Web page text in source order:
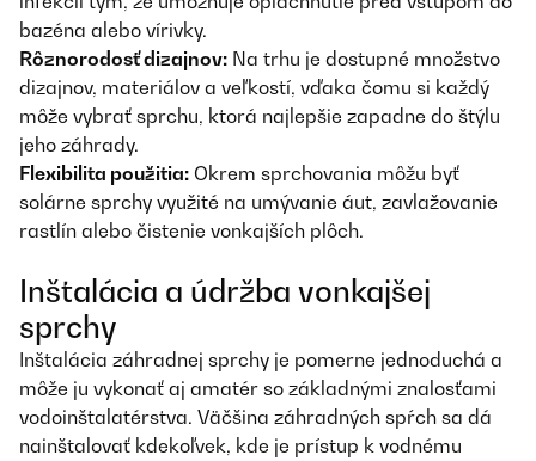
bazéna alebo vírivky.
Rôznorodosť dizajnov: Na trhu je dostupné množstvo
dizajnov, materiálov a veľkostí, vďaka čomu si každý
môže vybrať sprchu, ktorá najlepšie zapadne do štýlu
jeho záhrady.
Flexibilita použitia: Okrem sprchovania môžu byť
solárne sprchy využité na umývanie áut, zavlažovanie
rastlín alebo čistenie vonkajších plôch.
Inštalácia a údržba vonkajšej
sprchy
Inštalácia záhradnej sprchy je pomerne jednoduchá a
môže ju vykonať aj amatér so základnými znalosťami
vodoinštalatérstva. Väčšina záhradných spŕch sa dá
nainštalovať kdekoľvek, kde je prístup k vodnému